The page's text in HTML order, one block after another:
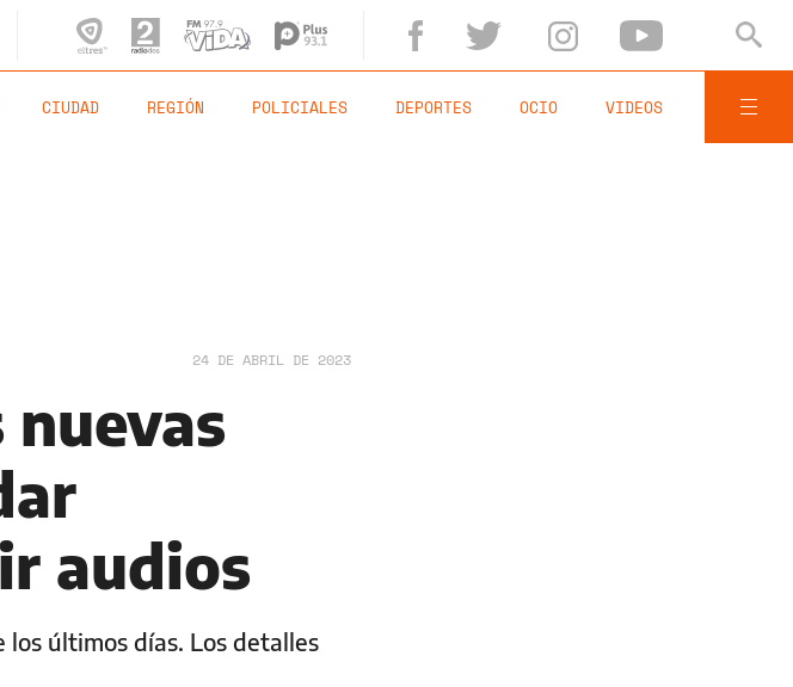
CIUDAD REGIÓN POLICIALES DEPORTES OCIO VIDEOS
24 DE ABRIL DE 2023
nuevas
audios
últimos días. Los detalles